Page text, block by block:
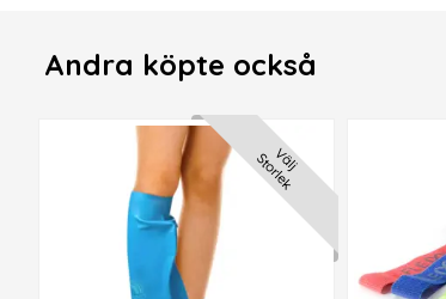
Andra köpte också
Välj
Storlek